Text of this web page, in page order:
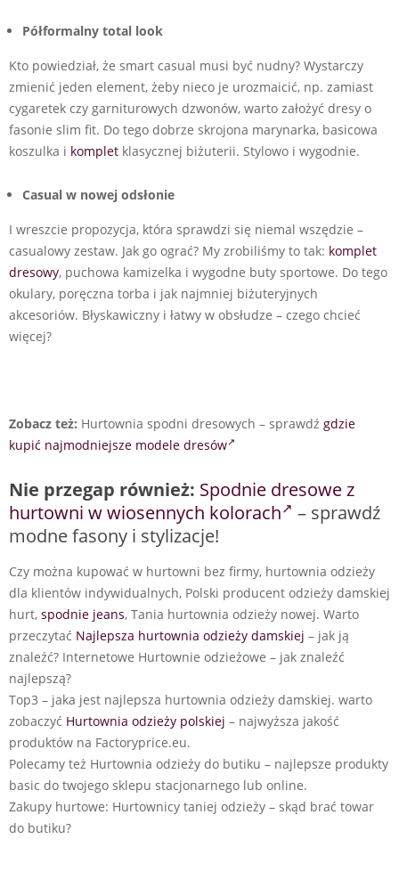
Półformalny total look
Kto powiedział, że smart casual musi być nudny? Wystarczy
zmienić jeden element, żeby nieco je urozmaicić, np. zamiast
cygaretek czy garniturowych dzwonów, warto założyć dresy o
fasonie slim fit. Do tego dobrze skrojona marynarka, basicowa
koszulka i komplet klasycznej biżuterii. Stylowo i wygodnie.
Casual w nowej odsłonie
I wreszcie propozycja, która sprawdzi się niemal wszędzie –
casualowy zestaw. Jak go ograć? My zrobiliśmy to tak: komplet
dresowy, puchowa kamizelka i wygodne buty sportowe. Do tego
okulary, poręczna torba i jak najmniej biżuteryjnych
akcesoriów. Błyskawiczny i łatwy w obsłudze – czego chcieć
więcej?
Zobacz też: Hurtownia spodni dresowych – sprawdź gdzie
kupić najmodniejsze modele dresów
Nie przegap również: Spodnie dresowe z
hurtowni w wiosennych kolorach
– sprawdź
modne fasony i stylizacje!
Czy można kupować w hurtowni bez firmy, hurtownia odzieży
dla klientów indywidualnych, Polski producent odzieży damskiej
hurt, spodnie jeans, Tania hurtownia odzieży nowej. Warto
przeczytać Najlepsza hurtownia odzieży damskiej – jak ją
znaleźć? Internetowe Hurtownie odzieżowe – jak znaleźć
najlepszą?
Top3 – jaka jest najlepsza hurtownia odzieży damskiej. warto
zobaczyć Hurtownia odzieży polskiej – najwyższa jakość
produktów na Factoryprice.eu.
Polecamy też Hurtownia odzieży do butiku – najlepsze produkty
basic do twojego sklepu stacjonarnego lub online.
Zakupy hurtowe: Hurtownicy taniej odzieży – skąd brać towar
do butiku?